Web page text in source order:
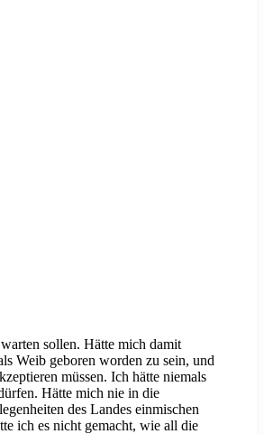
sollen. Hätte mich damit
Weib geboren worden zu sein, und
müssen. Ich hätte niemals
Hätte mich nie in die
des Landes einmischen
ich es nicht gemacht, wie all die